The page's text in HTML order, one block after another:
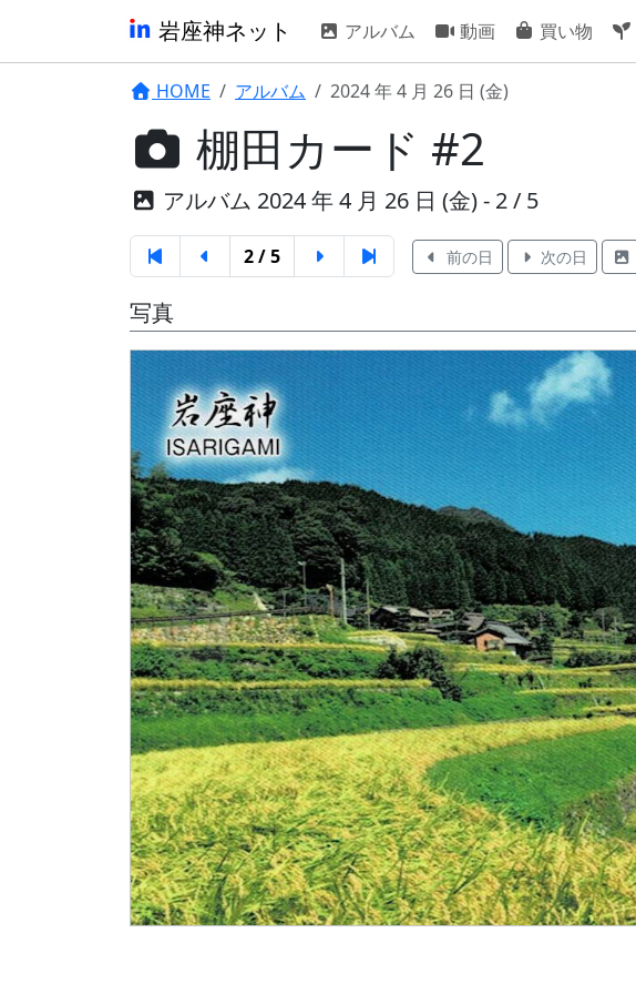
岩座神ネット アルバム 動画 買い物
HOME アルバム 2024 年 4 月 26 日 (金)
棚田カード #2
アルバム 2024 年 4 月 26 日 (金) - 2 / 5
2 / 5 前の日 次の日
写真